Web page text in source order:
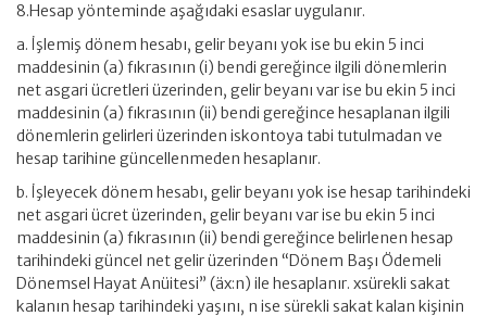
8.Hesap yönteminde aşağıdaki esaslar uygulanır.
a. İşlemiş dönem hesabı, gelir beyanı yok ise bu ekin 5 inci
maddesinin (a) fıkrasının (i) bendi gereğince ilgili dönemlerin
net asgari ücretleri üzerinden, gelir beyanı var ise bu ekin 5 inci
maddesinin (a) fıkrasının (ii) bendi gereğince hesaplanan ilgili
dönemlerin gelirleri üzerinden iskontoya tabi tutulmadan ve
hesap tarihine güncellenmeden hesaplanır.
b. İşleyecek dönem hesabı, gelir beyanı yok ise hesap tarihindeki
net asgari ücret üzerinden, gelir beyanı var ise bu ekin 5 inci
maddesinin (a) fıkrasının (ii) bendi gereğince belirlenen hesap
tarihindeki güncel net gelir üzerinden “Dönem Başı Ödemeli
Dönemsel Hayat Anüitesi” (äx:n) ile hesaplanır. xsürekli sakat
kalanın hesap tarihindeki yaşını, n ise sürekli sakat kalan kişinin